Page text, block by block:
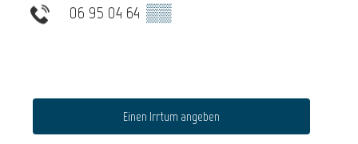
06 95 04 64 ▒▒
Einen Irrtum angeben